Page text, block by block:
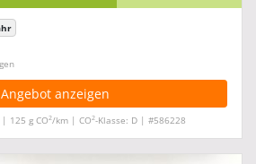
Angebot anzeigen
125 g CO2/km | CO2-Klasse: D | #586228